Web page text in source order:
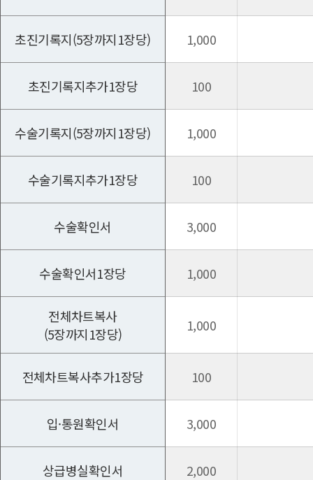
초진기록지(5장까지1장당) 1,000
초진기록지추가1장당 100
수술기록지(5장까지1장당) 1,000
수술기록지추가1장당 100
수술확인서 3,000
수술확인서1장당 1,000
전체차트복사
(5장까지1장당)
1,000
전체차트복사추가1장당 100
입·통원확인서 3,000
상급병실확인서 2,000